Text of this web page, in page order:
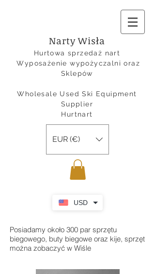
USD
Narty Wisła
Hurtowa sprzedaż nart
Wyposażenie wypożyczalni oraz
Sklepów
Wholesale Used Ski Equipment
Supplier
Hurtnart
EUR (€)
Posiadamy około 300 par sprzętu
biegowego, buty biegowe oraz kije, sprzęt
można zobaczyć w Wiśle